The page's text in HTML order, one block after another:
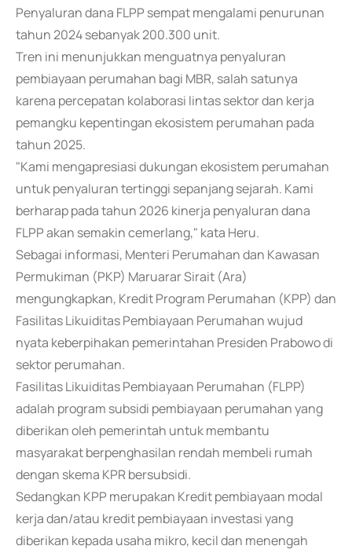
Penyaluran dana FLPP sempat mengalami penurunan
tahun 2024 sebanyak 200.300 unit.
Tren ini menunjukkan menguatnya penyaluran
pembiayaan perumahan bagi MBR, salah satunya
karena percepatan kolaborasi lintas sektor dan kerja
pemangku kepentingan ekosistem perumahan pada
tahun 2025.
"Kami mengapresiasi dukungan ekosistem perumahan
untuk penyaluran tertinggi sepanjang sejarah. Kami
berharap pada tahun 2026 kinerja penyaluran dana
FLPP akan semakin cemerlang," kata Heru.
Sebagai informasi, Menteri Perumahan dan Kawasan
Permukiman (PKP) Maruarar Sirait (Ara)
mengungkapkan, Kredit Program Perumahan (KPP) dan
Fasilitas Likuiditas Pembiayaan Perumahan wujud
nyata keberpihakan pemerintahan Presiden Prabowo di
sektor perumahan.
Fasilitas Likuiditas Pembiayaan Perumahan (FLPP)
adalah program subsidi pembiayaan perumahan yang
diberikan oleh pemerintah untuk membantu
masyarakat berpenghasilan rendah membeli rumah
dengan skema KPR bersubsidi.
Sedangkan KPP merupakan Kredit pembiayaan modal
kerja dan/atau kredit pembiayaan investasi yang
diberikan kepada usaha mikro, kecil dan menengah